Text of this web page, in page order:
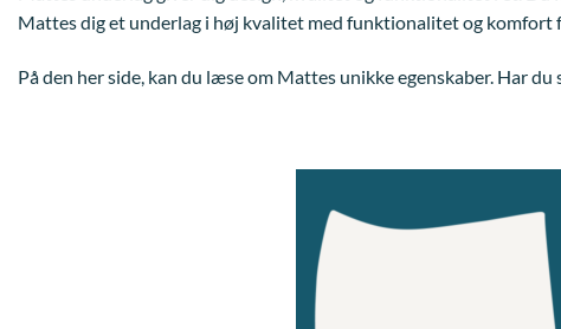
Mattes dig et underlag i høj kvalitet med funktionalitet og
På den her side, kan du læse om Mattes unikke egenskaber. Har